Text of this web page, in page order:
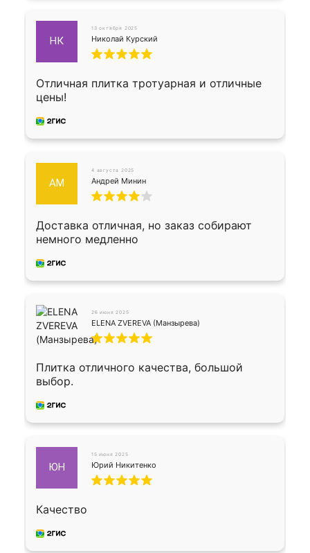
НК
13 октября 2025
Николай Курский
Отличная плитка тротуарная и отличные
цены!
АМ
4 августа 2025
Андрей Минин
Доставка отличная, но заказ собирают
немного медленно
26 июня 2025
ELENA ZVEREVA (Манзырева)
Плитка отличного качества, большой
выбор.
ЮН
15 июня 2025
Юрий Никитенко
Качество